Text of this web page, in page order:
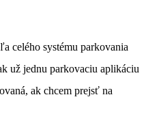
celého systému parkovania
už jednu parkovaciu aplikáciu
ak chcem prejsť na